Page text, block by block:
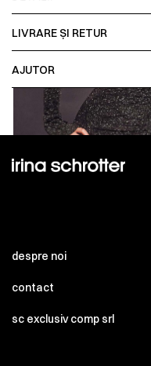
LIVRARE ȘI RETUR
AJUTOR
despre noi
contact
sc exclusiv comp srl